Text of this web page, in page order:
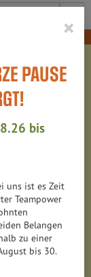
×
PAUSE
bis
uns ist es Zeit
Teampower
Belangen
zu einer
bis 30.
VON 6313
34
102